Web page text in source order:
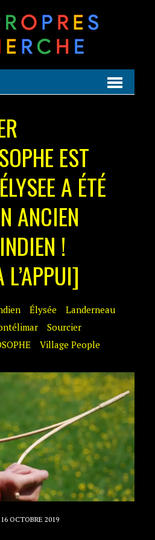
EST
A ÉTÉ
ANCIEN
!
Élysée
Landerneau
Sourcier
Village People
16 OCTOBRE 2019